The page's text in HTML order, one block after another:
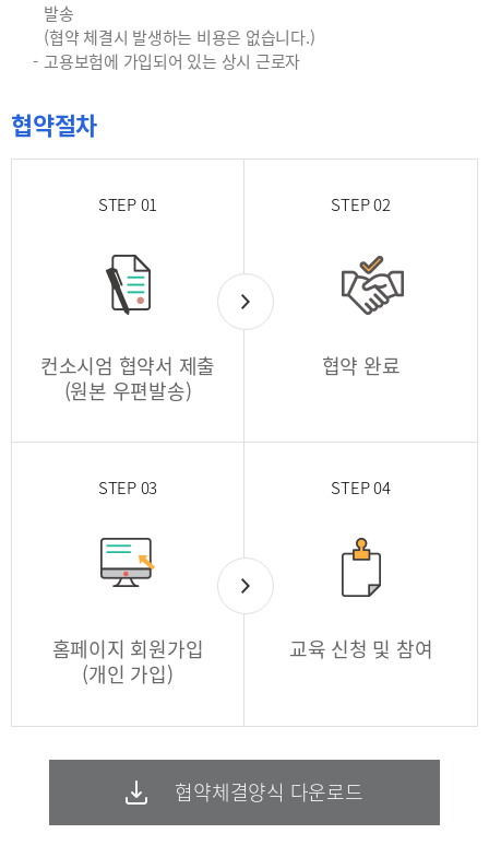
발송
(협약 체결시 발생하는 비용은 없습니다.)
고용보험에 가입되어 있는 상시 근로자
협약절차
STEP 01
컨소시엄 협약서 제출
(원본 우편발송)
STEP 02
협약 완료
STEP 03
홈페이지 회원가입
(개인 가입)
STEP 04
교육 신청 및 참여
협약체결양식 다운로드